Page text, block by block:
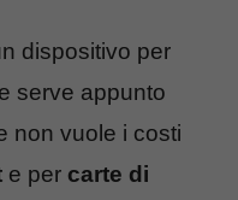
dispositivo per
serve appunto
non vuole i costi
e per carte di